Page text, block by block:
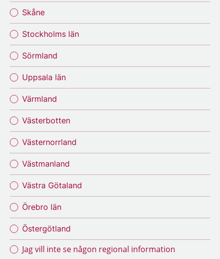
Skåne
Stockholms län
Sörmland
Uppsala län
Värmland
Västerbotten
Västernorrland
Västmanland
Västra Götaland
Örebro län
Östergötland
Jag vill inte se någon regional information